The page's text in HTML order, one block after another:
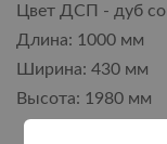
Цвет ДСП - дуб
Длина: 1000 мм
Ширина: 430 мм
Высота: 1980 мм